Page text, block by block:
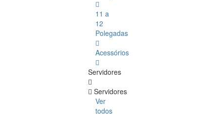
11 a
12
Polegadas
Acessórios
Servidores
Servidores
Ver
todos